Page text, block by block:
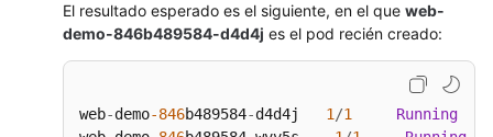
El resultado esperado es el siguiente, en el que web-
demo-846b489584-d4d4j es el pod recién creado:
web-demo-846b489584-d4d4j 1 /1 Running